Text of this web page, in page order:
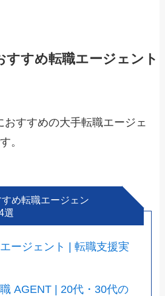
すすめ転職エージェント
すすめの大手転職エージェ
。
すめ転職エージェン
選
ージェント | 転職支援実
AGENT | 20代・30代の